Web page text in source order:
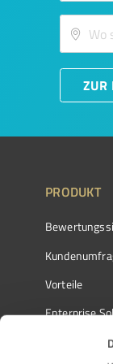
ZUR
PRODUKT
Vorteile
Enterprise